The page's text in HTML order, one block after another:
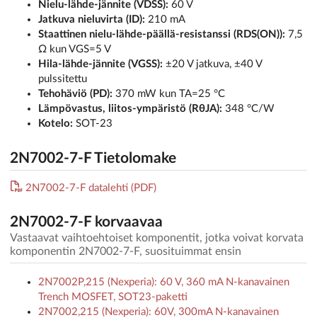
Nielu-lähde-jännite (VDSS): 60 V
Jatkuva nieluvirta (ID): 210 mA
Staattinen nielu-lähde-päällä-resistanssi (RDS(ON)): 7,5
Ω kun VGS=5 V
Hila-lähde-jännite (VGSS): ±20 V jatkuva, ±40 V
pulssitettu
Tehohäviö (PD): 370 mW kun TA=25 °C
Lämpövastus, liitos-ympäristö (RθJA): 348 °C/W
Kotelo: SOT-23
2N7002-7-F Tietolomake
2N7002-7-F datalehti (PDF)
2N7002-7-F korvaavaa
Vastaavat vaihtoehtoiset komponentit, jotka voivat korvata
komponentin 2N7002-7-F, suosituimmat ensin
2N7002P,215 (Nexperia): 60 V, 360 mA N-kanavainen
Trench MOSFET, SOT23-paketti
2N7002,215 (Nexperia): 60V, 300mA N-kanavainen